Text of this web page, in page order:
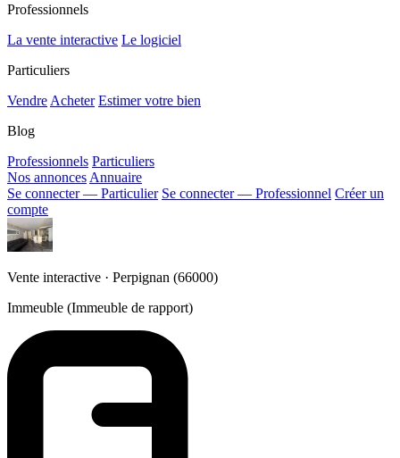
Professionnels
La vente interactive Le logiciel
Particuliers
Vendre Acheter Estimer votre bien
Blog
Professionnels Particuliers
Nos annonces Annuaire
Se connecter — Particulier Se connecter — Professionnel Créer un
compte
Vente interactive · Perpignan (66000)
Immeuble (Immeuble de rapport)